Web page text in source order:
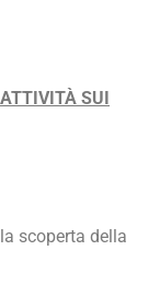
SUI
scoperta della